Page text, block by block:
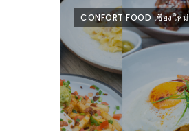
ครบ
ครั้ง
ช้อป
ชิ
ลล์
ชิม
CONFORT FOOD เชียงใหม่